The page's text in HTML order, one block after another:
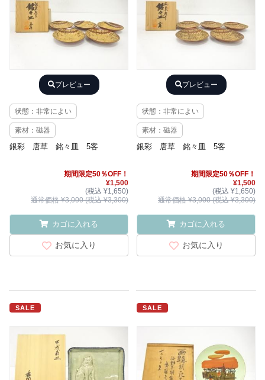
プレビュー
状態：非常によい
素材：磁器
銀彩 唐草 銘々皿 5客
期間限定50％OFF！
¥1,500
(税込 ¥1,650)
通常価格 ¥3,000 (税込 ¥3,300)
カゴに入れる
お気に入り
プレビュー
状態：非常によい
素材：磁器
銀彩 唐草 銘々皿 5客
期間限定50％OFF！
¥1,500
(税込 ¥1,650)
通常価格 ¥3,000 (税込 ¥3,300)
カゴに入れる
お気に入り
SALE SALE